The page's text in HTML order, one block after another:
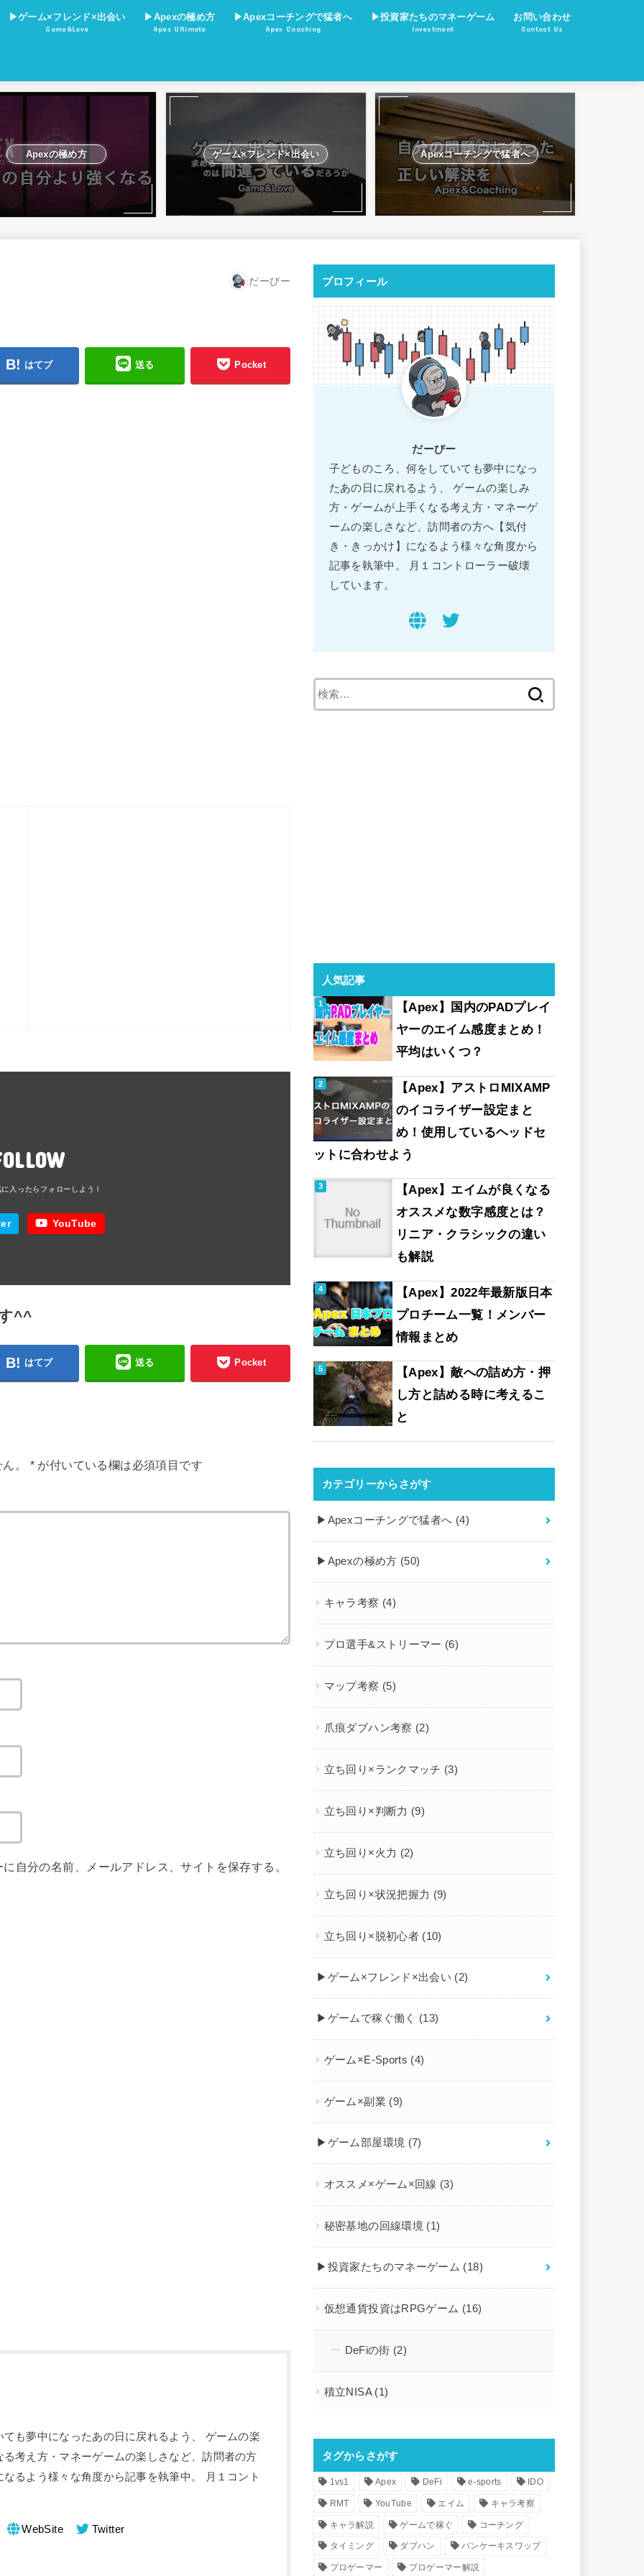
▶︎ゲーム×フレンド×出会い
Game&Love
▶︎Apexの極め方
Apex Ultimate
▶︎Apexコーチングで猛者へ
Apex Coaching
▶︎投資家たちのマネーゲーム
Investment
お問い合わせ
Contact Us
Apexの極め方 ゲーム×フレンド×出会い Apexコーチングで猛者へ
だーびー
はてブ 送る Pocket
YouTube
^^
はてブ 送る Pocket
。 *が付いている欄は必須項目です
自分の名前、メールアドレス、サイトを保存する。
も夢中になったあの日に戻れるよう、 ゲームの楽
考え方・マネーゲームの楽しさなど、訪問者の方
るよう様々な角度から記事を執筆中。 月１コント
WebSite Twitter
プロフィール
だーびー
子どものころ、何をしていても夢中になっ
たあの日に戻れるよう、 ゲームの楽しみ
方・ゲームが上手くなる考え方・マネーゲ
ームの楽しさなど、訪問者の方へ【気付
き・きっかけ】になるよう様々な角度から
記事を執筆中。 月１コントローラー破壊
しています。
索
人気記事
【Apex】国内のPADプレイ
ヤーのエイム感度まとめ！
平均はいくつ？
【Apex】アストロMIXAMP
のイコライザー設定まと
め！使用しているヘッドセ
ットに合わせよう
【Apex】エイムが良くなる
オススメな数字感度とは？
リニア・クラシックの違い
も解説
【Apex】2022年最新版日本
プロチーム一覧！メンバー
情報まとめ
【Apex】敵への詰め方・押
し方と詰める時に考えるこ
と
カテゴリーからさがす
▶︎Apexコーチングで猛者へ (4)
▶︎Apexの極め方 (50)
キャラ考察 (4)
プロ選手&ストリーマー (6)
マップ考察 (5)
爪痕ダブハン考察 (2)
立ち回り×ランクマッチ (3)
立ち回り×判断力 (9)
立ち回り×火力 (2)
立ち回り×状況把握力 (9)
立ち回り×脱初心者 (10)
▶︎ゲーム×フレンド×出会い (2)
▶︎ゲームで稼ぐ働く (13)
ゲーム×E-Sports (4)
ゲーム×副業 (9)
▶︎ゲーム部屋環境 (7)
オススメ×ゲーム×回線 (3)
秘密基地の回線環境 (1)
▶︎投資家たちのマネーゲーム (18)
仮想通貨投資はRPGゲーム (16)
DeFiの街 (2)
積立NISA (1)
タグからさがす
1vs1 Apex DeFi e-sports IDO
RMT YouTube エイム キャラ考察
キャラ解説 ゲームで稼ぐ コーチング
タイミング ダブハン パンケーキスワップ
プロゲーマー プロゲーマー解説